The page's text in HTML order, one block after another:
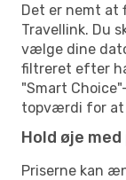
Det er nemt at
Travellink. Du
vælge dine
filtreret efter
"Smart
topværdi for at
Hold øje
Priserne kan